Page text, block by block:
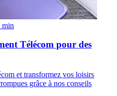
min
Télécom pour des
et transformez vos loisirs
grâce à nos conseils